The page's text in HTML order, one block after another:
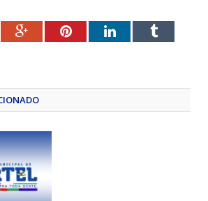
Google+PinterestLinkedInTumblr